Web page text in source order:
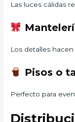
Las luces cálidas
Los detalles hacen
Pisos o
Perfecto para